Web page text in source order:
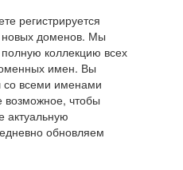
регистрируется
новых доменов. Мы
коллекцию всех
имен. Вы
со всеми именами
чтобы
актуальную
обновляем